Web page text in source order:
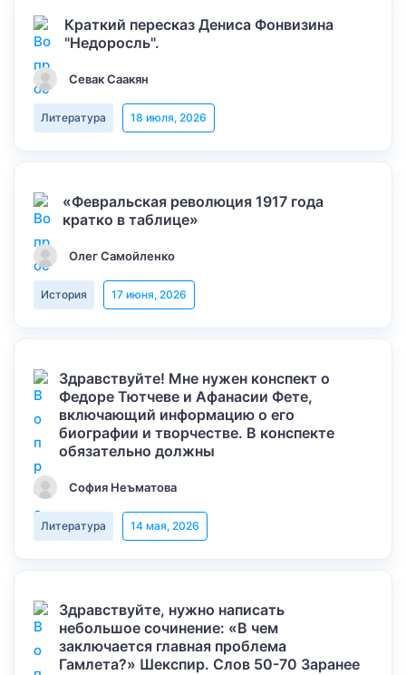
Краткий пересказ Дениса Фонвизина
"Недоросль".
Севак Саакян
Литература 18 июля, 2026
«Февральская революция 1917 года
кратко в таблице»
Олег Самойленко
История 17 июня, 2026
Здравствуйте! Мне нужен конспект о
Федоре Тютчеве и Афанасии Фете,
включающий информацию о его
биографии и творчестве. В конспекте
обязательно должны
София Неъматова
Литература 14 мая, 2026
Здравствуйте, нужно написать
небольшое сочинение: «В чем
заключается главная проблема
Гамлета?» Шекспир. Слов 50-70 Заранее